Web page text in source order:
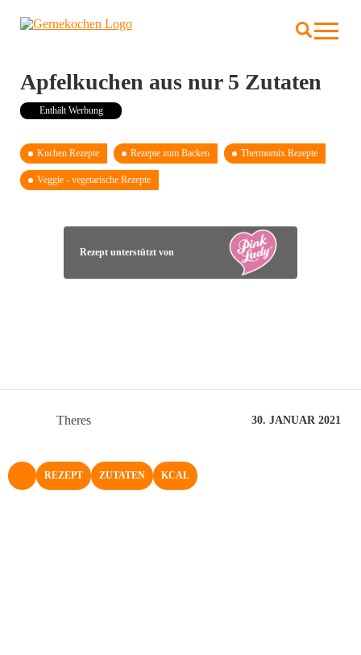
Apfelkuchen aus nur 5 Zutaten
Enthält Werbung
Kuchen Rezepte Rezepte zum Backen Thermomix Rezepte
Veggie - vegetarische Rezepte
Rezept unterstützt von
Theres 30. JANUAR 2021
NACH OBEN
REZEPT ZUTATEN KCAL